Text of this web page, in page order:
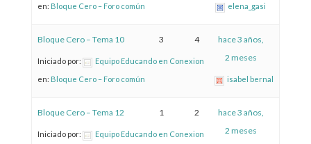
en: Bloque Cero – Foro común elena_gasi
Bloque Cero – Tema 10
Iniciado por:
Equipo Educando en Conexion
en: Bloque Cero – Foro común
3 4
hace 3 años,
2 meses
isabel bernal
Bloque Cero – Tema 12
Iniciado por:
Equipo Educando en Conexion
1 2
hace 3 años,
2 meses